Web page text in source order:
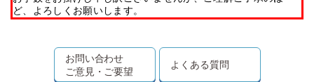
ど、よろしくお願いします。
お問い合わせ
ご意見・ご要望
よくある質問